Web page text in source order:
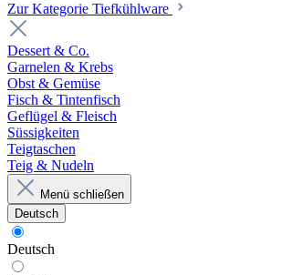
Zur Kategorie Tiefkühlware
Dessert & Co.
Garnelen & Krebs
Obst & Gemüse
Fisch & Tintenfisch
Geflügel & Fleisch
Süssigkeiten
Teigtaschen
Teig & Nudeln
Menü schließen
Deutsch
Deutsch